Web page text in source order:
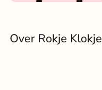
Over Rokje Klokje